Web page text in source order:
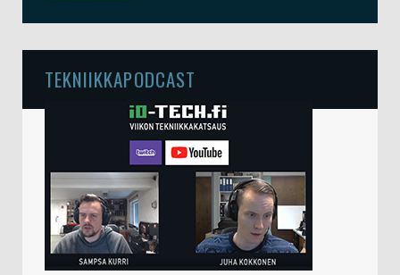
TEKNIIKKAPODCAST